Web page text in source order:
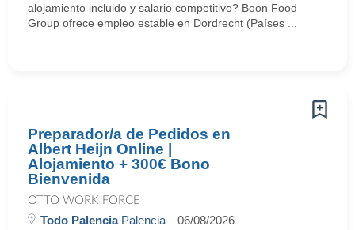
alojamiento incluido y salario competitivo? Boon Food
Group ofrece empleo estable en Dordrecht (Países ...
Preparador/a de Pedidos en
Albert Heijn Online |
Alojamiento + 300€ Bono
Bienvenida
OTTO WORK FORCE
Todo PalenciaPalencia 06/08/2026